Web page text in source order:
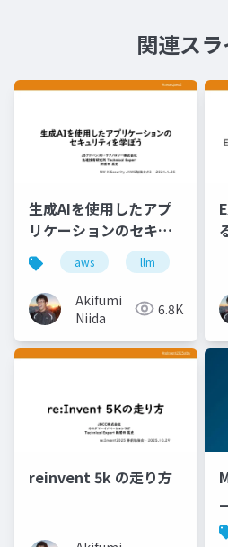
関連ス
生成AIを使用したアプ
リケーションのセキュ
リティを学ぼう
aws llm
Akifumi
Niida
6.8K
reinvent 5k の走り方